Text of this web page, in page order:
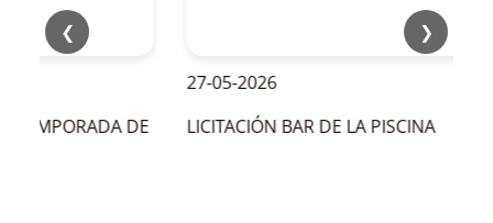
❮ ❯
TEMPORADA DE
27-05-2026
LICITACIÓN BAR DE LA PISCINA